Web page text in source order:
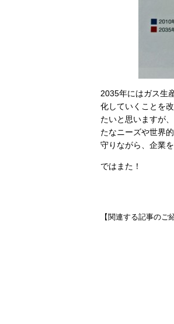
2035年にはガス生
化していくことを
たいと思いますが
たなニーズや世界
守りながら、企業
ではまた！
【関連する記事のご